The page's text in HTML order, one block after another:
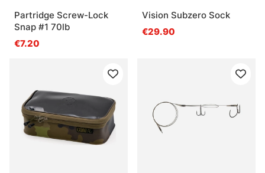
Partridge Screw-Lock
Snap #1 70lb
€7.20
Vision Subzero Sock
€29.90